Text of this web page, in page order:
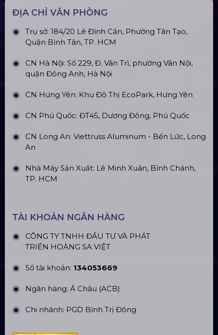
ĐỊA CHỈ VĂN PHÒNG
Trụ sở: 184/20 Lê Đình Cẩn, Phường Tân Tạo,
Quận Bình Tân, TP. HCM
CN Hà Nội: Số 229, Đ. Vân Trì, phường Vân Nội,
quận Đông Anh, Hà Nội
CN Hưng Yên: Khu Đô Thị EcoPark, Hưng Yên
CN Phú Quốc: ĐT45, Dương Đông, Phú Quốc
CN Long An: Viettruss Aluminum - Bến Lức, Long
An
Nhà Máy Sản Xuất: Lê Minh Xuân, Bình Chánh,
TP. HCM
TÀI KHOẢN NGÂN HÀNG
CÔNG TY TNHH ĐẦU TƯ VÀ PHÁT
TRIỂN HOÀNG SA VIỆT
Số tài khoản: 134053669
Ngân hàng: Á Châu (ACB)
Chi nhánh: PGD Bình Trị Đông